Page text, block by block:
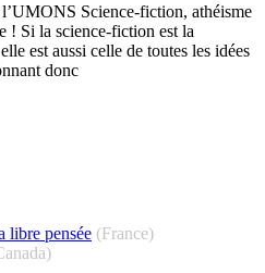
Science-fiction, athéisme
! Si la science-fiction est la
est aussi celle de toutes les idées
donc
libre pensée (France)